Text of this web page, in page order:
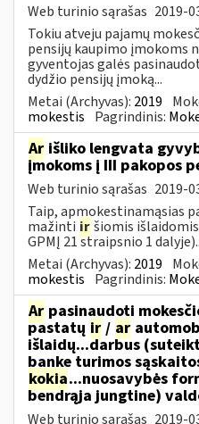
Web turinio sąrašas 2019-
Tokiu atveju pajamų
pensijų kaupimo įmokoms
gyventojas galės
dydžio pensijų įmoką...
Metai (Archyvas): 2019
mokestis Pagrindinis:
Ar išliko lengvata
įmokoms į III pakopos
Web turinio sąrašas 2019-
Taip, apmokestinamąsias
mažinti iršiomis
GPMĮ 21 straipsnio 1
Metai (Archyvas): 2019
mokestis Pagrindinis:
Ar pasinaudoti
pastatų ir / ar
išlaidų...darbus
banke turimos
kokia...nuosavybės
bendrąja jungtine)
Web turinio sąrašas 2019-